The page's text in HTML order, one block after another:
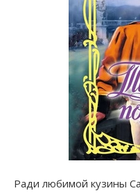
Ради любимой кузины